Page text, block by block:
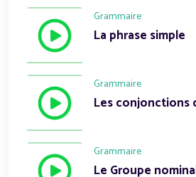
Grammaire
La phrase simple
Grammaire
Les conjonctions
Grammaire
Le Groupe